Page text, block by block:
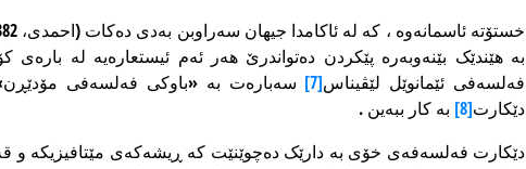
بە هێندێک بێنەوبەرە پێکردن دەتواندرێ هەر ئەم ئیستعارەیە لە بارەی
فەلسەفی ئێمانوێل لێڤیناس[7]
سەبارەت بە «باوکی فەلسەفی
دێکارت[8]
بە کار ببەین .
دێکارت فەلسەفەی خۆی بە دارێک دەچوێنێت کە ڕیشەکەی مێتافیزیکە و